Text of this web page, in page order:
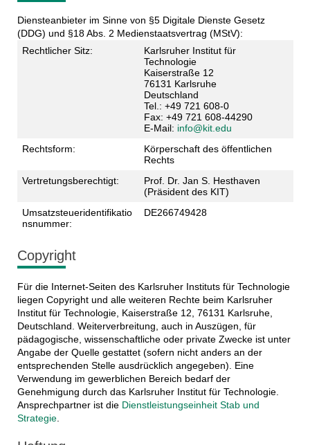
Diensteanbieter im Sinne von §5 Digitale Dienste Gesetz
(DDG) und §18 Abs. 2 Medienstaatsvertrag (MStV):
Rechtlicher Sitz:
Karlsruher Institut für
Technologie
Kaiserstraße 12
76131 Karlsruhe
Deutschland
Tel.: +49 721 608-0
Fax: +49 721 608-44290
E-Mail: info@kit.edu
Rechtsform:
Körperschaft des öffentlichen
Rechts
Vertretungsberechtigt:
Prof. Dr. Jan S. Hesthaven
(Präsident des KIT)
Umsatzsteueridentifikatio
nsnummer:
DE266749428
Copyright
Für die Internet-Seiten des Karlsruher Instituts für Technologie
liegen Copyright und alle weiteren Rechte beim Karlsruher
Institut für Technologie, Kaiserstraße 12, 76131 Karlsruhe,
Deutschland. Weiterverbreitung, auch in Auszügen, für
pädagogische, wissenschaftliche oder private Zwecke ist unter
Angabe der Quelle gestattet (sofern nicht anders an der
entsprechenden Stelle ausdrücklich angegeben). Eine
Verwendung im gewerblichen Bereich bedarf der
Genehmigung durch das Karlsruher Institut für Technologie.
Ansprechpartner ist die Dienstleistungseinheit Stab und
Strategie.